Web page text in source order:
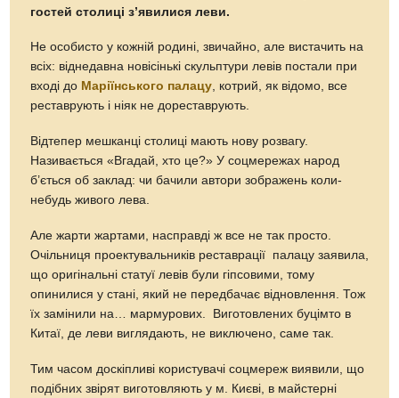
гостей столиці з’явилися леви.
Не особисто у кожній родині, звичайно, але вистачить на
всіх: віднедавна новісінькі скульптури левів постали при
вході до Маріїнського палацу, котрий, як відомо, все
реставрують і ніяк не дореставрують.
Відтепер мешканці столиці мають нову розвагу.
Називається «Вгадай, хто це?» У соцмережах народ
б’ється об заклад: чи бачили автори зображень коли-
небудь живого лева.
Але жарти жартами, насправді ж все не так просто.
Очільниця проектувальників реставрації палацу заявила,
що оригінальні статуї левів були гіпсовими, тому
опинилися у стані, який не передбачає відновлення. Тож
їх замінили на… мармурових. Виготовлених буцімто в
Китаї, де леви виглядають, не виключено, саме так.
Тим часом доскіпливі користувачі соцмереж виявили, що
подібних звірят виготовляють у м. Києві, в майстерні